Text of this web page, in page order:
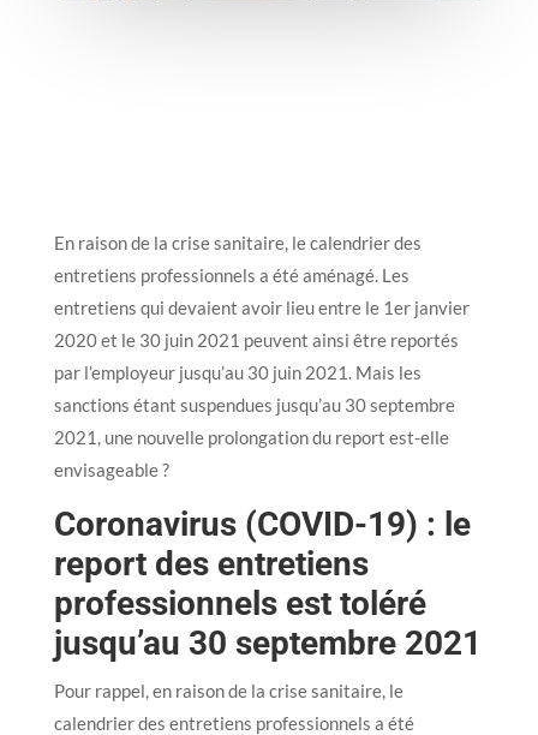
En raison de la crise sanitaire, le calendrier des
entretiens professionnels a été aménagé. Les
entretiens qui devaient avoir lieu entre le 1er janvier
2020 et le 30 juin 2021 peuvent ainsi être reportés
par l’employeur jusqu’au 30 juin 2021. Mais les
sanctions étant suspendues jusqu’au 30 septembre
2021, une nouvelle prolongation du report est-elle
envisageable ?
Coronavirus (COVID-19) : le
report des entretiens
professionnels est toléré
jusqu’au 30 septembre 2021
Pour rappel, en raison de la crise sanitaire, le
calendrier des entretiens professionnels a été